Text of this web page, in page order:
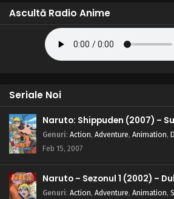
Ascultă Radio Anime
Seriale Noi
Naruto: Shippuden (2007) –
Genuri: Action, Adventure, Animation,
Feb 15, 2007
Naruto – Sezonul 1 (2002) –
Genuri: Action, Adventure, Animation,